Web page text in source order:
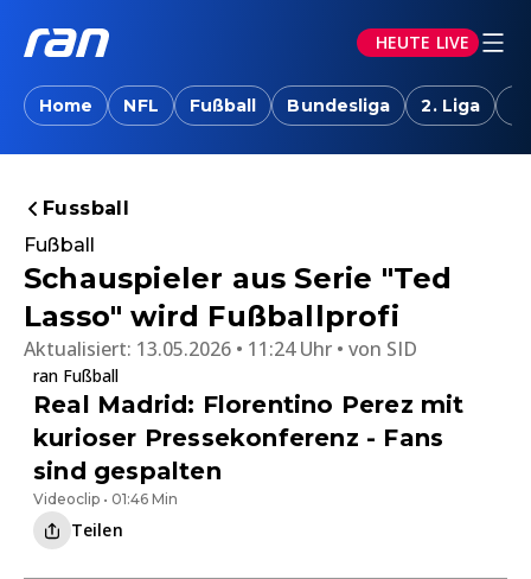
HEUTE LIVE
Home NFL Fußball Bundesliga 2. Liga
Fussball
Fußball
Schauspieler aus Serie "Ted
Lasso" wird Fußballprofi
Aktualisiert: 13.05.2026 • 11:24 Uhr von SID
ran Fußball
Real Madrid: Florentino Perez mit
kurioser Pressekonferenz - Fans
sind gespalten
Videoclip • 01:46 Min
Teilen